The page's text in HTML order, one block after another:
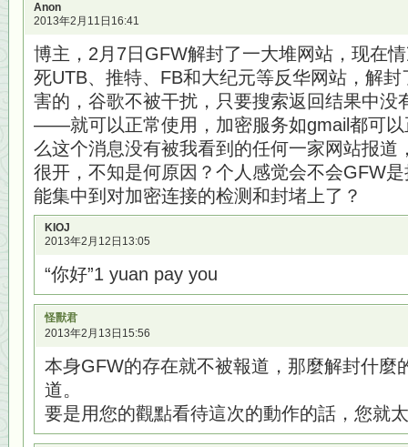
Anon
2013年2月11日16:41
博主，2月7日GFW解封了一大堆网站，现在
死UTB、推特、FB和大纪元等反华网站，解
害的，谷歌不被干扰，只要搜索返回结果中
——就可以正常使用，加密服务如gmail都可以
么这个消息没有被我看到的任何一家网站报道
很开，不知是何原因？个人感觉会不会GFW
能集中到对加密连接的检测和封堵上了？
KIOJ
2013年2月12日13:05
“你好”1 yuan pay you
怪獸君
2013年2月13日15:56
本身GFW的存在就不被報道，那麼解封什麼
道。
要是用您的觀點看待這次的動作的話，您就